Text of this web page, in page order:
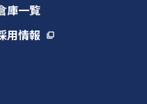
庫一覧
用情報